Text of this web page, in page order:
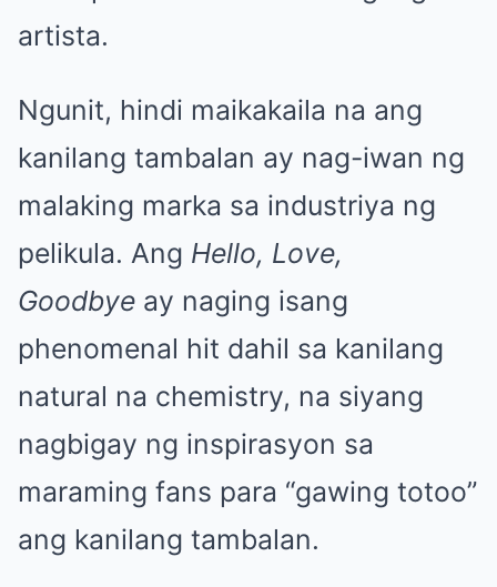
artista.
Ngunit, hindi maikakaila na ang
kanilang tambalan ay nag-iwan ng
malaking marka sa industriya ng
pelikula. Ang Hello, Love,
Goodbye ay naging isang
phenomenal hit dahil sa kanilang
natural na chemistry, na siyang
nagbigay ng inspirasyon sa
maraming fans para “gawing totoo”
ang kanilang tambalan.